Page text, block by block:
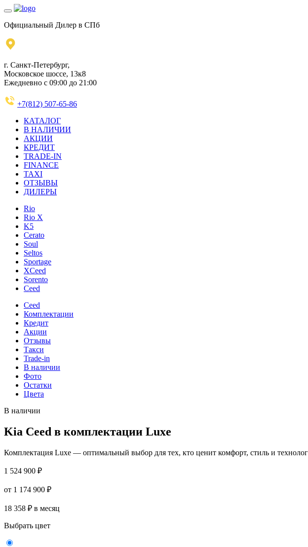
Официальный Дилер в СПб
г. Санкт-Петербург,
Московское шоссе, 13к8
Ежедневно с 09:00 до 21:00
+7(812) 507-65-86
КАТАЛОГ
В НАЛИЧИИ
АКЦИИ
КРЕДИТ
TRADE-IN
FINANCE
TAXI
ОТЗЫВЫ
ДИЛЕРЫ
Rio
Rio X
K5
Cerato
Soul
Seltos
Sportage
XCeed
Sorento
Ceed
Ceed
Комплектации
Кредит
Акции
Отзывы
Такси
Trade-in
В наличии
Фото
Остатки
Цвета
В наличии
Kia Ceed в комплектации Luxe
Комплектация Luxe — оптимальный выбор для тех, кто ценит комфорт, стиль и
1 524 900 ₽
от 1 174 900 ₽
18 358 ₽ в месяц
Выбрать цвет